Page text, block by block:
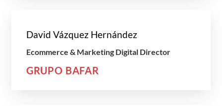
David Vázquez Hernández
Ecommerce & Marketing Digital Director
GRUPO BAFAR